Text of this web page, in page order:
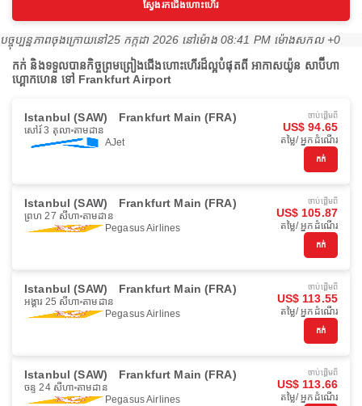
ស្វែងរកជើងហោះហើរ
បច្ចុប្បន្នភាពចុងក្រោយនៅ25 កក្កដា 2026 នៅ​ម៉ោង 08:41 PM ម៉ោង​សកល +0
កក់ និងទទួលបានកិច្ចព្រមព្រៀងជើងហោះហើរដ៏ល្អបំផុតពី អាកាសយ៉ូន សាប៊ីហា
ហ្គោកហេន ទៅ Frankfurt Airport
Istanbul (SAW) Frankfurt Main (FRA)
សៅរ៍ 3 តុលា តាមដាន
AJet
ចាប់ផ្ដើមពី
US$ 94.65
តម្លៃ/ អ្នកដំណើរ
កក់
Istanbul (SAW) Frankfurt Main (FRA)
ព្រហ 27 សីហា តាមដាន
Pegasus Airlines
ចាប់ផ្ដើមពី
US$ 105.87
តម្លៃ/ អ្នកដំណើរ
កក់
Istanbul (SAW) Frankfurt Main (FRA)
អង្គារ 25 សីហា តាមដាន
Pegasus Airlines
ចាប់ផ្ដើមពី
US$ 113.55
តម្លៃ/ អ្នកដំណើរ
កក់
Istanbul (SAW) Frankfurt Main (FRA)
ចន្ទ 24 សីហា តាមដាន
Pegasus Airlines
ចាប់ផ្ដើមពី
US$ 113.66
តម្លៃ/ អ្នកដំណើរ